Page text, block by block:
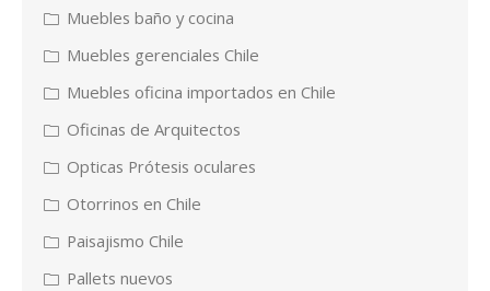
Muebles baño y cocina
Muebles gerenciales Chile
Muebles oficina importados en Chile
Oficinas de Arquitectos
Opticas Prótesis oculares
Otorrinos en Chile
Paisajismo Chile
Pallets nuevos